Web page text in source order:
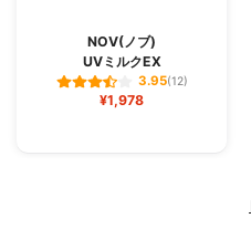
NOV(ノブ)
UVミルクEX
3.95(12)
¥1,978